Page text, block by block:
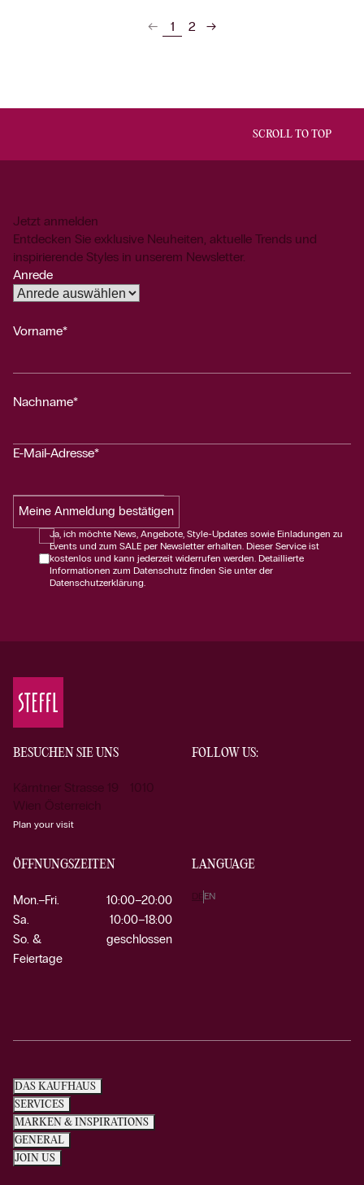
← 1 2 →
SCROLL TO TOP
Jetzt anmelden
Entdecken Sie exklusive Neuheiten, aktuelle Trends und
inspirierende Styles in unserem Newsletter.
Anrede
Vorname*
Nachname*
E-Mail-Adresse*
Meine Anmeldung bestätigen
Ja, ich möchte News, Angebote, Style-Updates sowie Einladungen zu
Events und zum SALE per Newsletter erhalten. Dieser Service ist
kostenlos und kann jederzeit widerrufen werden. Detaillierte
Informationen zum Datenschutz finden Sie unter der
Datenschutzerklärung.
BESUCHEN SIE UNS
Kärntner Strasse 19 1010
Wien Österreich
Plan your visit
FOLLOW US:
ÖFFNUNGSZEITEN
Mon.–Fri.
10:00–20:00
Sa.
10:00–18:00
So. &
Feiertage
geschlossen
LANGUAGE
DE EN
DAS KAUFHAUS
SERVICES
MARKEN & INSPIRATIONS
GENERAL
JOIN US